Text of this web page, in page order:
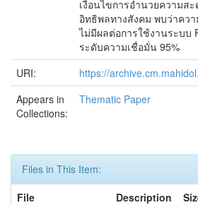
เงื่อนไขการอำนวยความส
อิทธิพลทางสังคม พบว่าคว
ไม่มีผลต่อการใช้งานระบบ
ระดับความเชื่อมั่น 95%
URI:
https://
Appears in
Collections:
Thematic Paper
Files in This Item:
File
Description